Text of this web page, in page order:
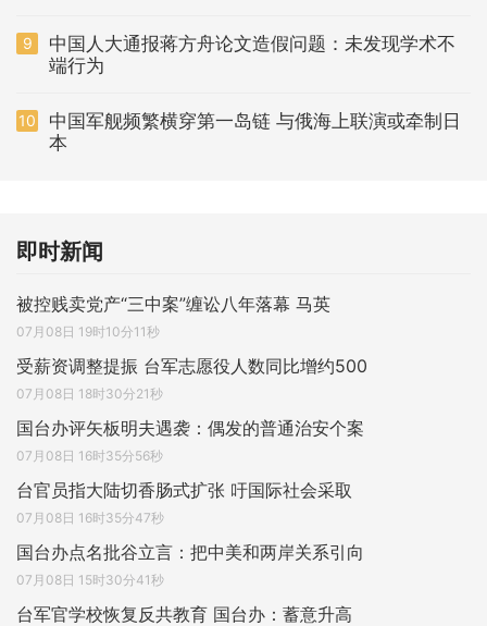
9
中国人大通报蒋方舟论文造假问题：未发现学术不
端行为
10
中国军舰频繁横穿第一岛链 与俄海上联演或牵制日
本
即时新闻
被控贱卖党产“三中案”缠讼八年落幕 马英
07月08日 19时10分11秒
受薪资调整提振 台军志愿役人数同比增约500
07月08日 18时30分21秒
国台办评矢板明夫遇袭：偶发的普通治安个案
07月08日 16时35分56秒
台官员指大陆切香肠式扩张 吁国际社会采取
07月08日 16时35分47秒
国台办点名批谷立言：把中美和两岸关系引向
07月08日 15时30分41秒
台军官学校恢复反共教育 国台办：蓄意升高